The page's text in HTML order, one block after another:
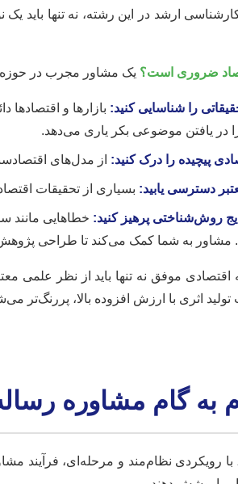
کارشناسی ارشد در این رشته، نه تنها باید
ضروری است؟ یک مشاور مجرب در حوزه
را شناسایی کنید: بازارها و
در یافتن موضوعی بکر یاری می‌دهد.
پیچیده را درک کنید: از مدل‌های
دسترسی یابید: بسیاری از تحقیقات
روش‌شناختی پرهیز کنید:
مشاور به شما کمک می‌کند تا طراحی
اقتصادی موفق نه تنها باید از نظر
اثری با ارزش افزوده بالا، پررنگ‌تر
به گام مشاوره
رویکردی نظام‌مند و مرحله‌ای، فرآیند